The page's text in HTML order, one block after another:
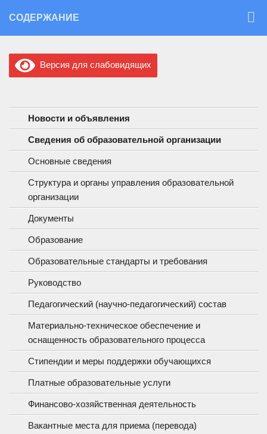
Перейти к содержимому
СОДЕРЖАНИЕ
Версия для слабовидящих
Новости и объявления
Сведения об образовательной организации
Основные сведения
Структура и органы управления образовательной
организации
Документы
Образование
Образовательные стандарты и требования
Руководство
Педагогический (научно-педагогический) состав
Материально-техническое обеспечение и
оснащенность образовательного процесса
Стипендии и меры поддержки обучающихся
Платные образовательные услуги
Финансово-хозяйственная деятельность
Вакантные места для приема (перевода)